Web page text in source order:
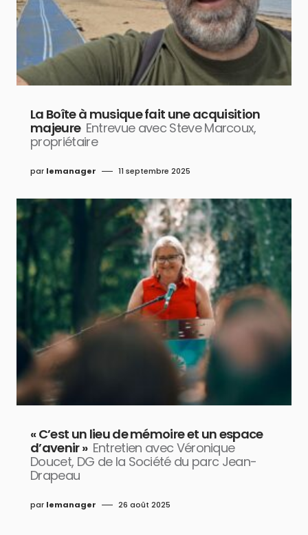
La Boîte à musique fait une acquisition
majeure Entrevue avec Steve Marcoux,
propriétaire
par lemanager 11 septembre 2025
« C’est un lieu de mémoire et un espace
d’avenir » Entretien avec Véronique
Doucet, DG de la Société du parc Jean-
Drapeau
par lemanager 26 août 2025